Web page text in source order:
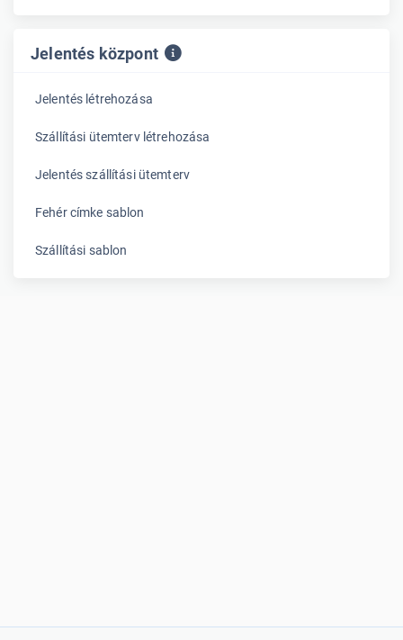
Jelentés központ
Jelentés létrehozása
Szállítási ütemterv létrehozása
Jelentés szállítási ütemterv
Fehér címke sablon
Szállítási sablon